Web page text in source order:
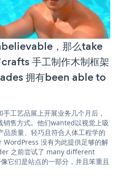
，那么take
手工制作木制框架
拥有been able to
工艺品展上开展业务几个月后，
售方式。他们wanted以视觉上吸
品质量、轻巧且符合人体工程学的
没有为此提供足够的解
之前尝试了 many different
它们是站点的一部分，并且笨重且